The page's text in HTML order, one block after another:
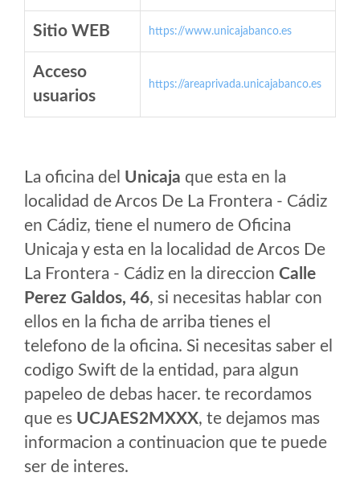
Sitio WEB https://www.unicajabanco.es
Acceso
usuarios
https://areaprivada.unicajabanco.es
La oficina del Unicaja que esta en la
localidad de Arcos De La Frontera - Cádiz
en Cádiz, tiene el numero de Oficina
Unicaja y esta en la localidad de Arcos De
La Frontera - Cádiz en la direccion Calle
Perez Galdos, 46, si necesitas hablar con
ellos en la ficha de arriba tienes el
telefono de la oficina. Si necesitas saber el
codigo Swift de la entidad, para algun
papeleo de debas hacer. te recordamos
que es UCJAES2MXXX, te dejamos mas
informacion a continuacion que te puede
ser de interes.